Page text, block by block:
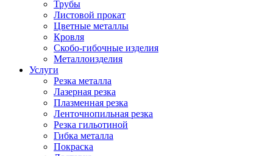
Трубы
Листовой прокат
Цветные металлы
Кровля
Скобо-гибочные изделия
Металлоизделия
Услуги
Резка металла
Лазерная резка
Плазменная резка
Ленточнопильная резка
Резка гильотиной
Гибка металла
Покраска